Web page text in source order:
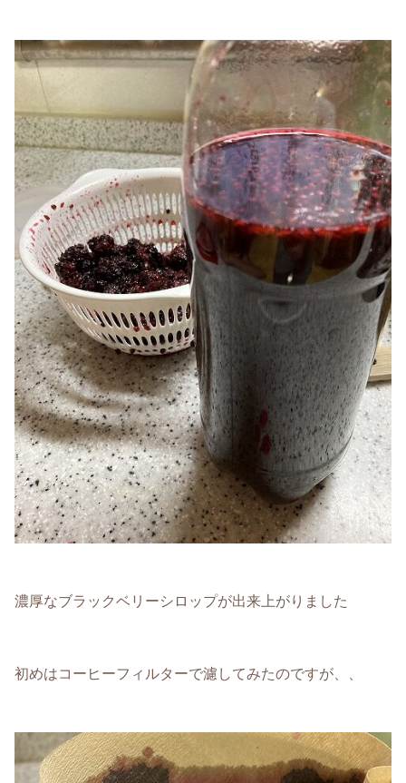
濃厚なブラックベリーシロップが出来上がりました
初めはコーヒーフィルターで濾してみたのですが、、